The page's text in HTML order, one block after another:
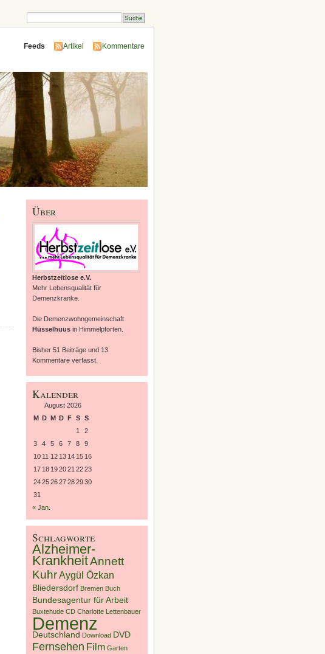
Feeds Artikel Kommentare
Über
Herbstzeitlose e.V.
Mehr Lebensqualität für
Demenzkranke.
Die Demenzwohngemeinschaft
Hüsselhuus in Himmelpforten.
Bisher 51 Beiträge und 13
Kommentare verfasst.
Kalender
August 2026
M
D M D F S S
1
2
3
4 5 6 7 8
9
10 11 12 13 14 15 16
17 18 192021 2223
24252627282930
31
« Jan.
Schlagworte
Alzheimer-
KrankheitAnnett
KuhrAygül Özkan
Bliedersdorf Bremen Buch
Bundesagentur für Arbeit
Buxtehude CD Charlotte Lettenbauer
Demenz
Deutschland Download DVD
Fernsehen Film Garten